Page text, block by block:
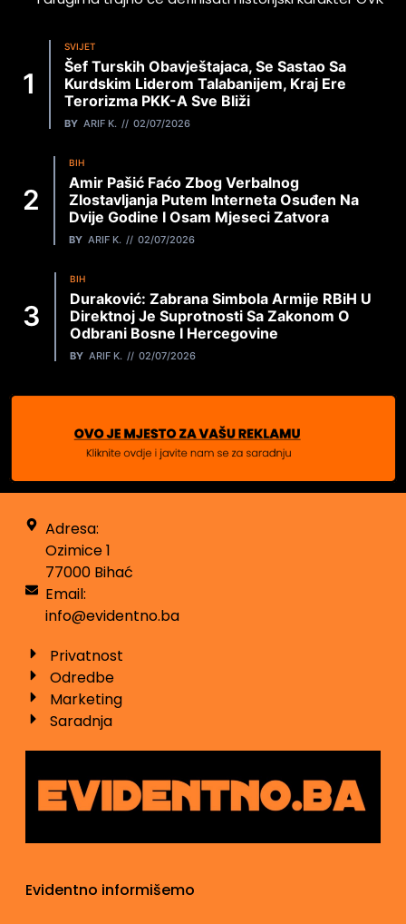
SVIJET
Šef Turskih Obavještajaca, Se Sastao Sa
Kurdskim Liderom Talabanijem, Kraj Ere
Terorizma PKK-A Sve Bliži
BY ARIF K. 02/07/2026
BIH
Amir Pašić Faćo Zbog Verbalnog
Zlostavljanja Putem Interneta Osuđen Na
Dvije Godine I Osam Mjeseci Zatvora
BY ARIF K. 02/07/2026
BIH
Duraković: Zabrana Simbola Armije RBiH U
Direktnoj Je Suprotnosti Sa Zakonom O
Odbrani Bosne I Hercegovine
BY ARIF K. 02/07/2026
Adresa:
Ozimice 1
77000 Bihać
Email:
info@evidentno.ba
Privatnost
Odredbe
Marketing
Saradnja
Evidentno informišemo